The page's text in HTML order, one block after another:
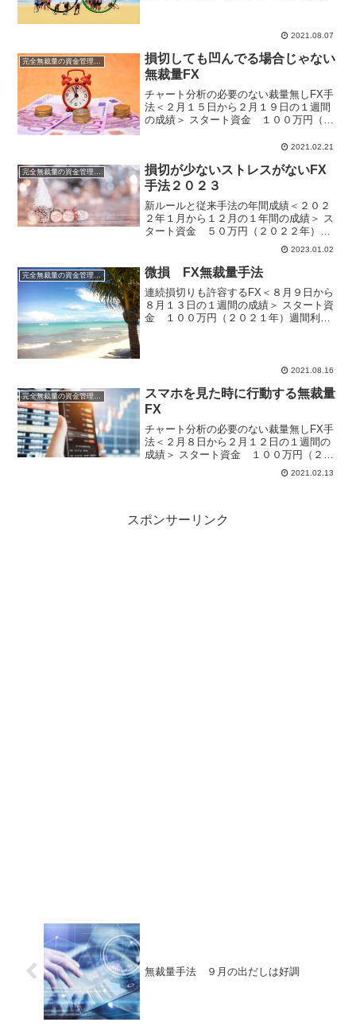
２１４円 ※国内口座複利運用中今週は惨
2021.08.07
損切しても凹んでる場合じゃない
無裁量FX
チャート分析の必要のない裁量無しFX手
法＜２月１５日から２月１９日の１週間
の成績＞ スタート資金 １００万円（２
円 月間利益 ７３，７２９円 年間
利運用中今週は...
2021.02.21
完全無裁量の資金管理FX
損切が少ないストレスがないFX
手法２０２３
新ルールと従来手法の年間成績＜２０２
２年１月から１２月の１年間の成績＞ ス
タート資金 ５０万円（２０２２年）
2022年は運用資金50万円でスタートで
す。無裁量手法はなるべくストレスなし
に運用したいので、昨年の１００万円運
用から５０万円運用に...
2023.01.02
完全無裁量の資金管理FX 微損 FX無裁量手法
連続損切りも許容するFX＜８月９日から
８月１３日の１週間の成績＞ スタート資
金 １００万円（２０２１年）週間利
2021.08.16
スマホを見た時に行動する無裁量
FX
チャート分析の必要のない裁量無しFX手
法＜２月８日から２月１２日の１週間の
成績＞ スタート資金 １００万円（２０
２１年）週間利益 ３４，１９６
円 月間利益 ７３，７６７円 年間
2021.02.13
スポンサーリンク
無裁量手法 ９月の出だしは好調